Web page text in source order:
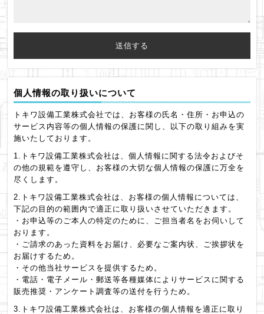
個人情報の取り扱いについて
トキワ設備工業株式会社では、お客様の氏名・住所・お申込の
サービス内容等の個人情報の保護に関し、以下の取り組みを実
施いたしております。
1.トキワ設備工業株式会社は、個人情報に関する法令およびそ
の他の規範を遵守し、お客様の大切な個人情報の保護に万全を
尽くします。
2.トキワ設備工業株式会社は、お客様の個人情報については、
下記の目的の範囲内で適正に取り扱いさせていただきます。
・お申込等のご本人の特定のために、ご担当者名をお伺いして
おります。
・ご請求のあった資料をお届け、必要なご案内状、ご挨拶状を
お届けするため。
・その他当社サービスを提供するため。
・電話・電子メール・郵送等各種媒体によりサービスに関する
販売推奨・アンケート調査等の送付を行うため。
3.トキワ設備工業株式会社は、お客様の個人情報を適正に取り